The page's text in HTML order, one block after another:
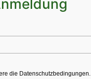
die Datenschutzbedingungen.